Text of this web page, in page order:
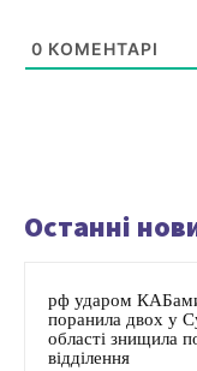
0 КОМЕНТАРІ
Останні
рф ударом
поранила двох у
області знищила
відділення